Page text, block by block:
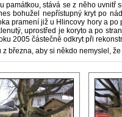
památkou, stává se z něho
bohužel nepřístupný kryt po
pramení již u Hlincovy hory a
uprostřed je koryto a po
2005 částečně odkryt při
z března, aby si někdo nemyslel,